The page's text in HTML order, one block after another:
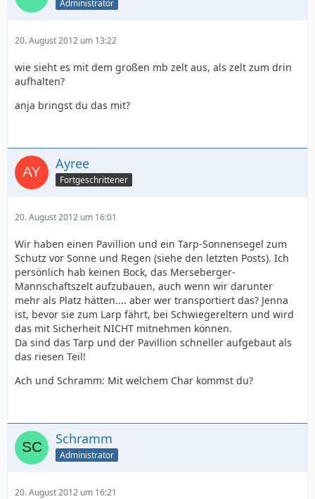
Administrator
20. August 2012 um 13:22
wie sieht es mit dem großen mb zelt aus, als zelt zum drin
aufhalten?
anja bringst du das mit?
Ayree
Fortgeschrittener
20. August 2012 um 16:01
Wir haben einen Pavillion und ein Tarp-Sonnensegel zum
Schutz vor Sonne und Regen (siehe den letzten Posts). Ich
persönlich hab keinen Bock, das Merseberger-
Mannschaftszelt aufzubauen, auch wenn wir darunter
mehr als Platz hätten.... aber wer transportiert das? Jenna
ist, bevor sie zum Larp fährt, bei Schwiegereltern und wird
das mit Sicherheit NICHT mitnehmen können.
Da sind das Tarp und der Pavillion schneller aufgebaut als
das riesen Teil!
Ach und Schramm: Mit welchem Char kommst du?
Schramm
Administrator
20. August 2012 um 16:21